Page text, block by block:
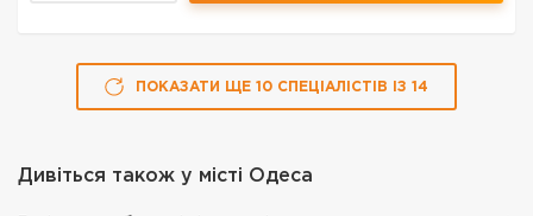
ПОКАЗАТИ ЩЕ 10 СПЕЦІАЛІСТІВ ІЗ 14
Дивіться також у місті Одеса